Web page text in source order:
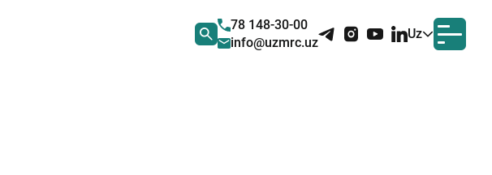
78 148-30-00
info@uzmrc.uz
Uz